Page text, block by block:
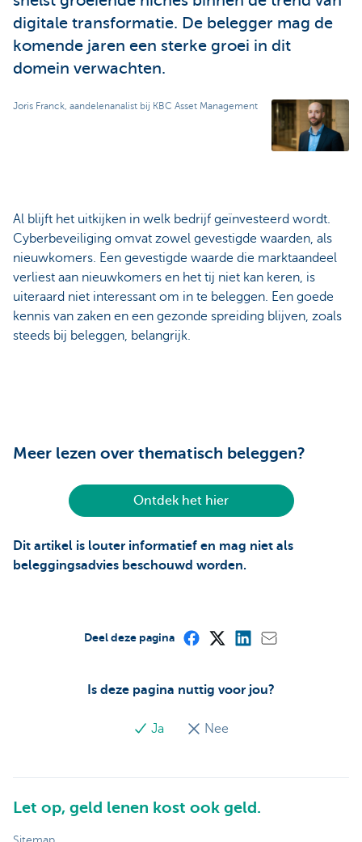
digitale transformatie. De belegger mag de
komende jaren een sterke groei in dit
domein verwachten.
Joris Franck, aandelenanalist bij KBC Asset Management
Al blijft het uitkijken in welk bedrijf geïnvesteerd wordt.
Cyberbeveiliging omvat zowel gevestigde waarden, als
nieuwkomers. Een gevestigde waarde die marktaandeel
verliest aan nieuwkomers en het tij niet kan keren, is
uiteraard niet interessant om in te beleggen. Een goede
kennis van zaken en een gezonde spreiding blijven, zoals
steeds bij beleggen, belangrijk.
Meer lezen over thematisch beleggen?
Ontdek het hier
Dit artikel is louter informatief en mag niet als
beleggingsadvies beschouwd worden.
Is deze pagina nuttig voor jou?
Ja Nee
Deel deze pagina
Let op, geld lenen kost ook geld.